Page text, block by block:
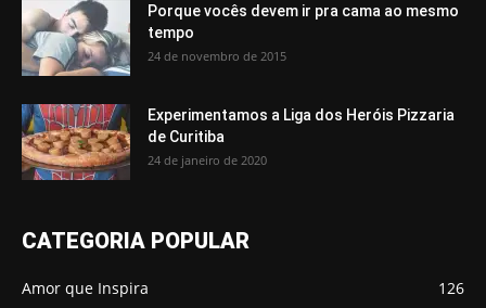
Porque vocês devem ir pra cama ao mesmo
tempo
24 de novembro de 2015
Experimentamos a Liga dos Heróis Pizzaria
de Curitiba
24 de janeiro de 2020
CATEGORIA POPULAR
Amor que Inspira
126